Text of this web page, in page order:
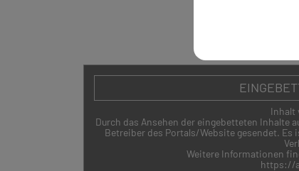
Inhalt
Durch das Ansehen der eingebetteten Inhalte
Betreiber des Portals/Website gesendet.
Weitere Informationen
https://
ZURÜCK